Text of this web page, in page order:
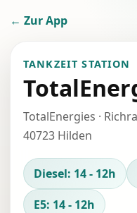
← Zur App
TANKZEIT STATION
TotalEnergies ·
40723 Hilden
Diesel: 14 - 12h
E5: 14 - 12h